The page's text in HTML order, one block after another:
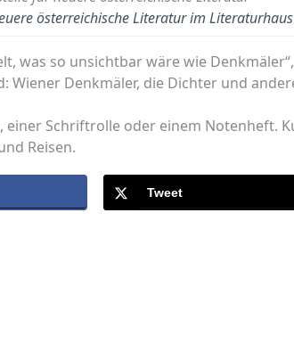
österreichische Literatur im
was so unsichtbar wäre wie
Wiener Denkmäler, die Dichter und
Schriftrolle oder einem Notenheft.
Reisen.
Tweet